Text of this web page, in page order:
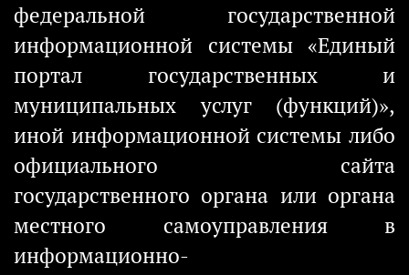
федеральной государственной
информационной системы «Единый
портал государственных и
муниципальных услуг (функций)»,
иной информационной системы либо
официального сайта
государственного органа или органа
местного самоуправления в
информационно-